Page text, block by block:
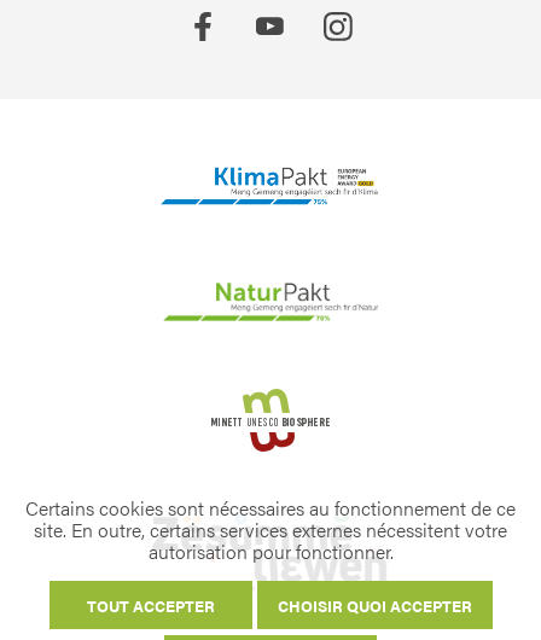
Certains cookies sont nécessaires au fonctionnement de ce
site. En outre, certains services externes nécessitent votre
autorisation pour fonctionner.
TOUT ACCEPTER CHOISIR QUOI ACCEPTER